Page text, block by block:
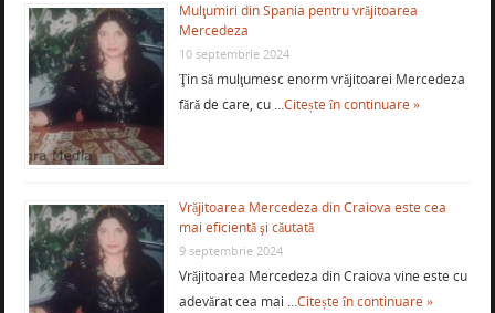
Mulţumiri din Spania pentru vrăjitoarea
Mercedeza
10 septembrie 2024
Ţin să mulţumesc enorm vrăjitoarei Mercedeza
fără de care, cu …Citește în continuare »
Vrăjitoarea Mercedeza din Craiova este cea
mai eficientă şi căutată
9 septembrie 2024
Vrăjitoarea Mercedeza din Craiova vine este cu
adevărat cea mai …Citește în continuare »